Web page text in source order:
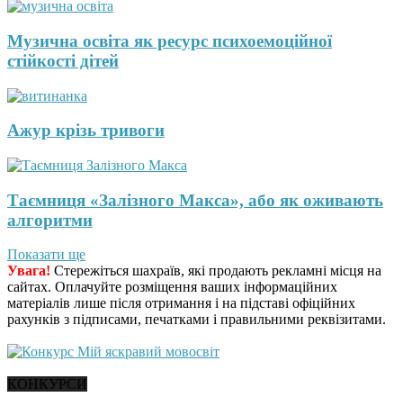
Музична освіта як ресурс психоемоційної
стійкості дітей
Ажур крізь тривоги
Таємниця «Залізного Макса», або як оживають
алгоритми
Показати ще
Увага! Стережіться шахраїв, які продають рекламні місця на
сайтах. Оплачуйте розміщення ваших інформаційних
матеріалів лише після отримання і на підставі офіційних
рахунків з підписами, печатками і правильними реквізитами.
КОНКУРСИ